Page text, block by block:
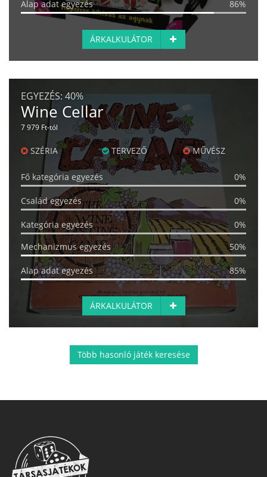
Alap adat egyezés 86%
ÁRKALKULÁTOR
EGYEZÉS: 40%
Wine Cellar
7 979 Ft-tól
SZÉRIA TERVEZŐ MŰVÉSZ
Fő kategória egyezés 0%
Család egyezés 0%
Kategória egyezés
0%
Mechanizmus egyezés
50%
Alap adat egyezés 85%
ÁRKALKULÁTOR
Több hasonló játék keresése